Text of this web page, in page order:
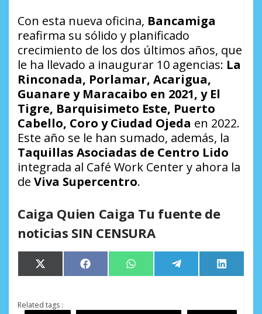
Con esta nueva oficina, Bancamiga
reafirma su sólido y planificado
crecimiento de los dos últimos años, que
le ha llevado a inaugurar 10 agencias: La
Rinconada, Porlamar, Acarigua,
Guanare y Maracaibo en 2021, y El
Tigre, Barquisimeto Este, Puerto
Cabello, Coro y Ciudad Ojeda en 2022.
Este año se le han sumado, además, la
Taquillas Asociadas de Centro Lido
integrada al Café Work Center y ahora la
de Viva Supercentro.
Caiga Quien Caiga Tu fuente de
noticias SIN CENSURA
Compartir
en
X
(Twitter)
Compartir
en
Facebook Compartir
en
WhatsApp Compartir
en
Telegram
en
LinkedIn
Related tags :